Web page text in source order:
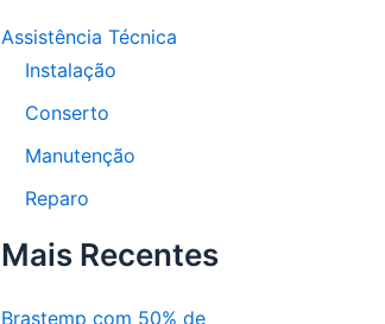
Assistência Técnica
Instalação
Conserto
Manutenção
Reparo
Mais Recentes
Brastemp com 50% de